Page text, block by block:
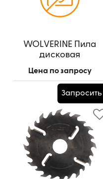
WOLVERINE Пила
дисковая
Цена по запросу
Запросить